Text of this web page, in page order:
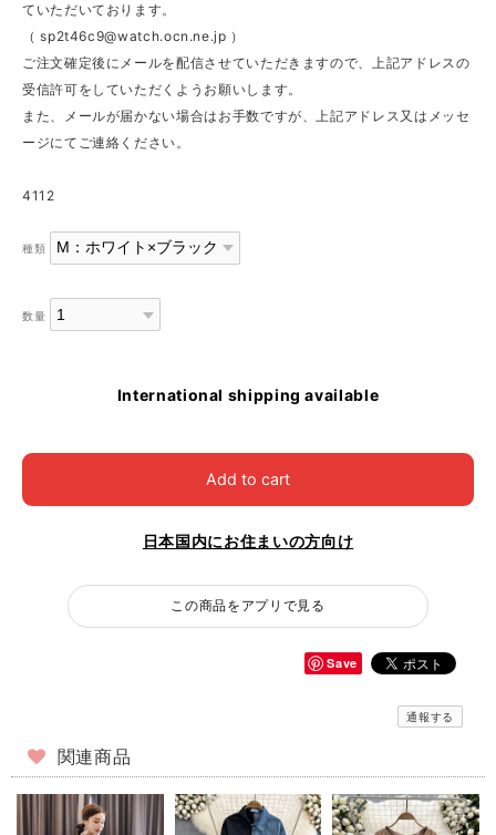
ていただいております。
（sp2t46c9@watch.ocn.ne.jp ）
ご注文確定後にメールを配信させていただきますので、上記アドレスの
受信許可をしていただくようお願いします。
また、メールが届かない場合はお手数ですが、上記アドレス又はメッセ
ージにてご連絡ください。
4112
種類
数量
International shipping available
Add to cart
日本国内にお住まいの方向け
この商品をアプリで見る
Save
通報する
関連商品